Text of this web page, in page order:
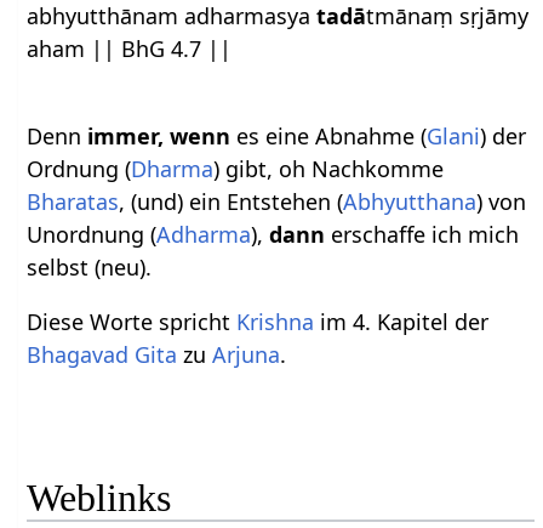
abhyutthānam adharmasyatadātmānaṃ sṛjāmy
aham || BhG 4.7 ||
Denn immer, wenn es eine Abnahme (Glani) der
Ordnung (Dharma) gibt, oh Nachkomme
Bharatas, (und) ein Entstehen (Abhyutthana) von
Unordnung (Adharma),dann erschaffe ich mich
selbst (neu).
Diese Worte spricht Krishna im 4. Kapitel der
Bhagavad Gita zuArjuna.
Weblinks